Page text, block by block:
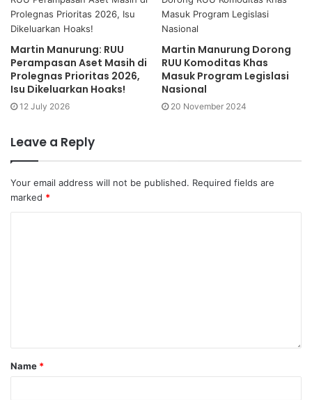
Martin Manurung: RUU
Perampasan Aset Masih di
Prolegnas Prioritas 2026,
Isu Dikeluarkan Hoaks!
12 July 2026
Martin Manurung Dorong
RUU Komoditas Khas
Masuk Program Legislasi
Nasional
20 November 2024
Leave a Reply
Your email address will not be published. Required fields are
marked *
Name *